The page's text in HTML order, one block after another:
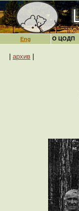
Eng
архив
О ЦОДП